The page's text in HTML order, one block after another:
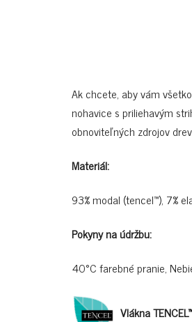
Ak chcete, aby vám
nohavice s priliehavým
obnoviteľných zdrojov
Materiál:
93% modal (tencel™), 7%
Pokyny na údržbu:
40°C farebné pranie,
Vlákna